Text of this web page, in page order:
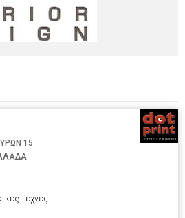
15
τέχνες